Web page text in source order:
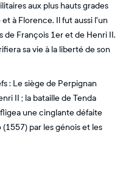
aux plus hauts grades
à Florence. Il fut aussi l'un
de François 1er et de Henri II.
sa vie à la liberté de son
: Le siège de Perpignan
II ; la bataille de Tenda
une cinglante défaite
(1557) par les génois et les